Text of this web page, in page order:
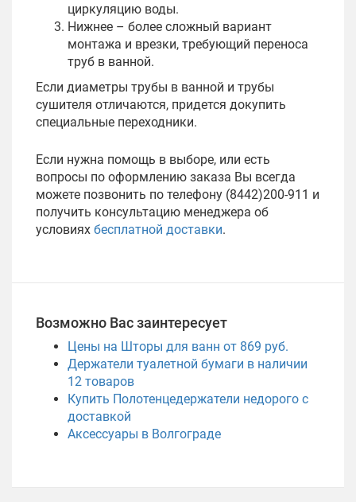
циркуляцию воды.
Нижнее – более сложный вариант
монтажа и врезки, требующий переноса
труб в ванной.
Если диаметры трубы в ванной и трубы
сушителя отличаются, придется докупить
специальные переходники.
Если нужна помощь в выборе, или есть
вопросы по оформлению заказа Вы всегда
можете позвонить по телефону (8442)200-911 и
получить консультацию менеджера об
условиях бесплатной доставки.
Возможно Вас заинтересует
Цены на Шторы для ванн от 869 руб.
Держатели туалетной бумаги в наличии
12 товаров
Купить Полотенцедержатели недорого с
доставкой
Аксессуары в Волгограде